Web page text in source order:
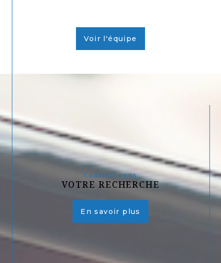
Voir l'équipe
Confiez-nous
VOTRE RECHERCHE
En savoir plus